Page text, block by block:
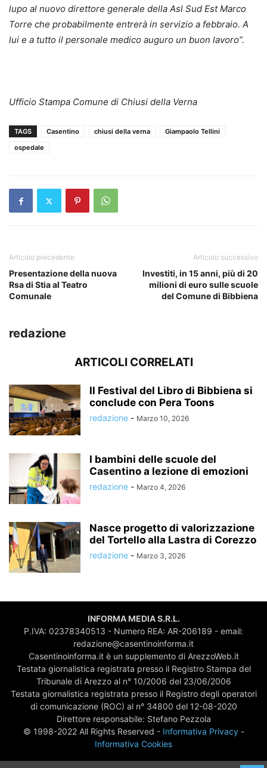
lupo al nuovo direttore generale della Asl Sud Est Marco
Torre che probabilmente entrerà in servizio a febbraio. A
lui e a tutto il personale medico auguro un buon lavoro”.
Ufficio Stampa Comune di Chiusi della Verna
TAGS Casentino chiusi della verna
Giampaolo Tellini
ospedale
Articolo precedente
Presentazione della nuova
Rsa di Stia al Teatro
Comunale
Articolo successivo
Investiti, in 15 anni, più di 20
milioni di euro sulle scuole
del Comune di Bibbiena
redazione
ARTICOLI CORRELATI
Il Festival del Libro di Bibbiena si
conclude con Pera Toons
redazione - Marzo 10, 2026
I bambini delle scuole del
Casentino a lezione di emozioni
redazione - Marzo 4, 2026
Nasce progetto di valorizzazione
del Tortello alla Lastra di Corezzo
redazione - Marzo 3, 2026
INFORMA MEDIA S.R.L.
P.IVA: 02378340513 - Numero REA: AR-206189 - email:
redazione@casentinoinforma.it
Casentinoinforma.it è un supplemento di ArezzoWeb.it
Testata giornalistica registrata presso il Registro Stampa del
Tribunale di Arezzo al n° 10/2006 del 23/06/2006
Testata giornalistica registrata presso il Registro degli operatori
di comunicazione (ROC) al n° 34800 del 12-08-2020
Direttore responsabile: Stefano Pezzola
© 1998-2022 All Rights Reserved - Informativa Privacy-
Informativa Cookies